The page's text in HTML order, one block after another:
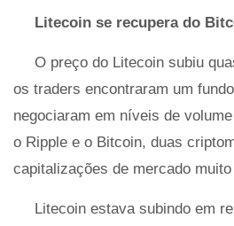
Litecoin se recupera do
O preço do Litecoin subiu
os traders encontraram um
negociaram em níveis de
o Ripple e o Bitcoin, duas
capitalizações de mercado
Litecoin estava subindo em